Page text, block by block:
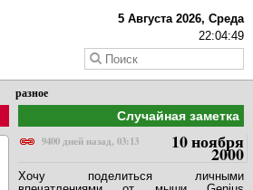
5 Августа 2026, Среда
Случайная заметка
10 ноября
2000